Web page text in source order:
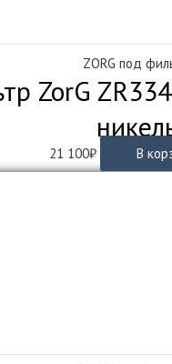
ZORG под
ZorG
21 100₽ В